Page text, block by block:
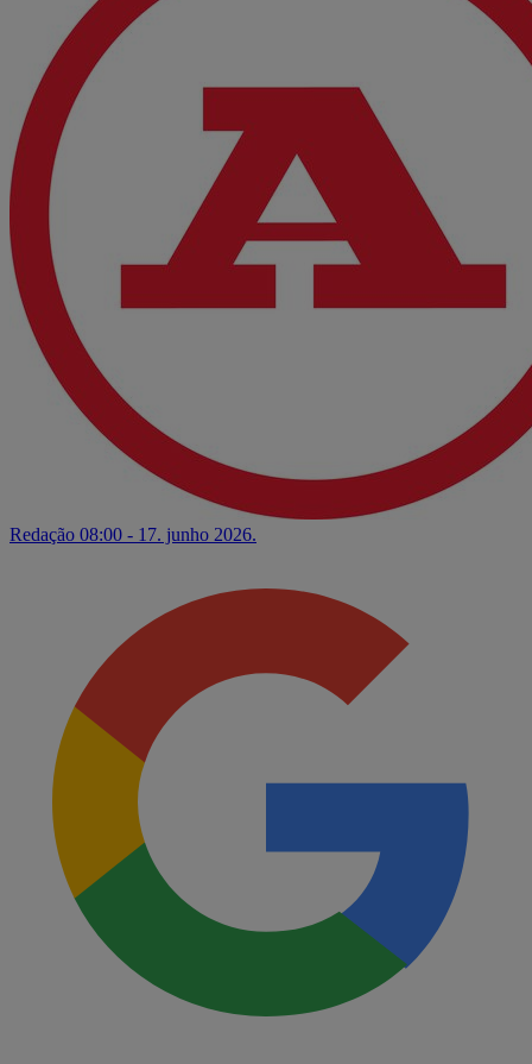
Redação 08:00 - 17. junho 2026.